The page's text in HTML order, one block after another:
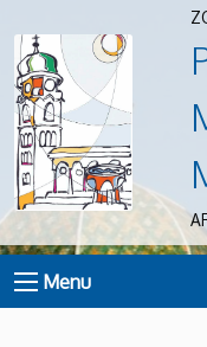
Menu